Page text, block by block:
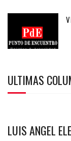
ULTIMAS
LUIS ANGEL